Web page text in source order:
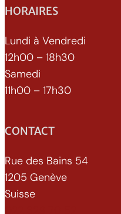
HORAIRES
Lundi à Vendredi
12h00 – 18h30
Samedi
11h00 – 17h30
CONTACT
Rue des Bains 54
1205 Genève
Suisse